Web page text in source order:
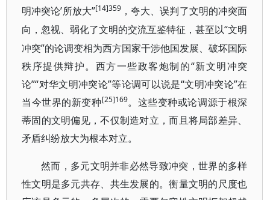
明冲突论’所放大”[14]359，夸大、误判了文明的冲突面
向，忽视、弱化了文明的交流互鉴特征，甚至以“文明
冲突”的论调变相为西方国家干涉他国发展、破坏国际
秩序提供辩护。西方一些政客炮制的“新文明冲突
论”“对华文明冲突论”等论调可以说是“文明冲突论”在
当今世界的新变种[25]169。这些变种或论调源于根深
蒂固的文明偏见，不仅制造对立，而且将局部差异、
矛盾纠纷放大为根本对立。
然而，多元文明并非必然导致冲突，世界的多样
性文明是多元共存、共生发展的。衡量文明的尺度也